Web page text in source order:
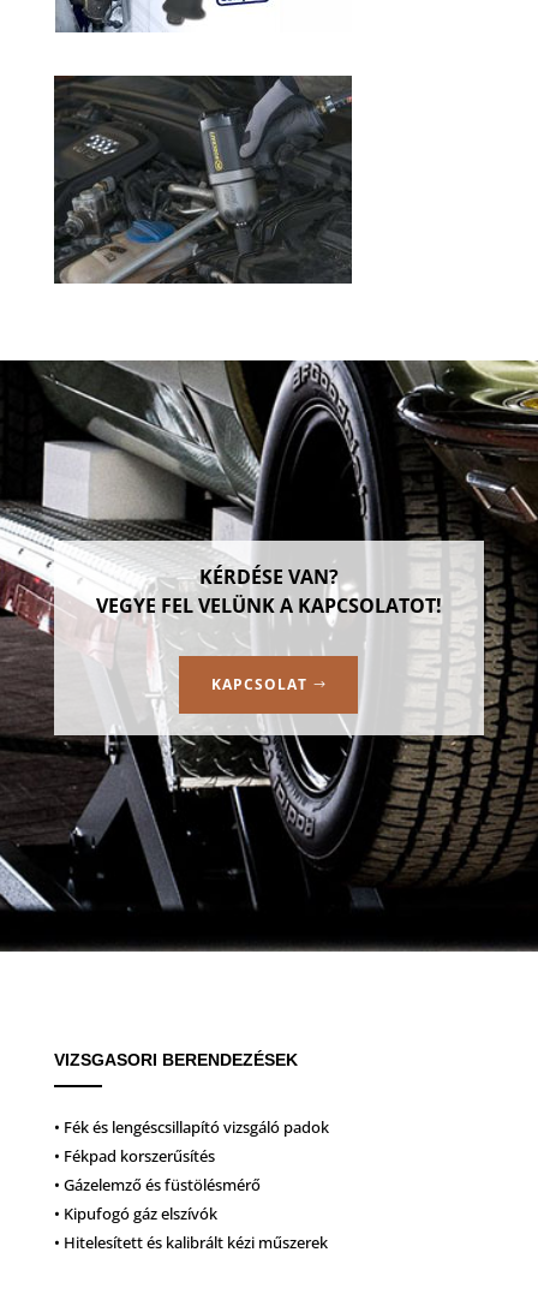
KÉRDÉSE VAN?
VEGYE FEL VELÜNK A KAPCSOLATOT!
KAPCSOLAT
VIZSGASORI BERENDEZÉSEK
• Fék és lengéscsillapító vizsgáló padok
• Fékpad korszerűsítés
• Gázelemző és füstölésmérő
• Kipufogó gáz elszívók
• Hitelesített és kalibrált kézi műszerek